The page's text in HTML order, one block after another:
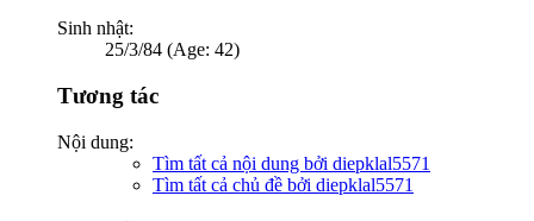
Sinh nhật:
25/3/84 (Age: 42)
Tương tác
Nội dung:
Tìm tất cả nội dung bởi diepklal5571
Tìm tất cả chủ đề bởi diepklal5571